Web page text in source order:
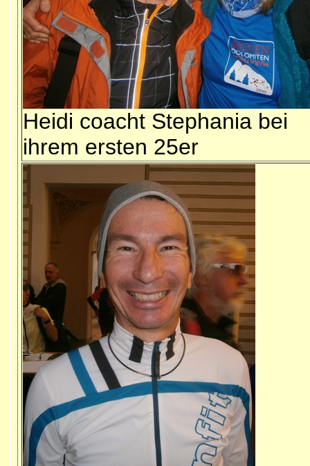
Heidi coacht Stephania bei
ihrem ersten 25er